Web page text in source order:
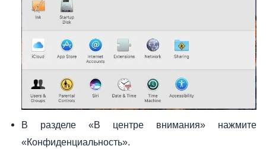
В разделе «В центре внимания» нажмите
«Конфиденциальность».